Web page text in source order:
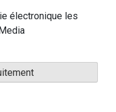
électronique les